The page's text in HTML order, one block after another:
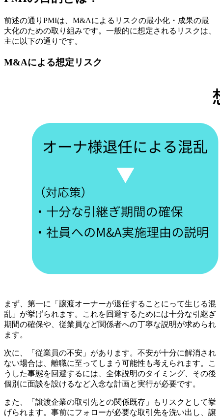
7.PMIの流れは「守ってから攻める」が鉄則
7-1.成約前準備
7-2.ディスクローズ （関係者への情報開示）
7-4. 「100日プラン」の作成・実行
③両社協業のための体制構築
8-4.
⑤経理・財務の統合
PMI事例の紹介
事例：地元優良企業の経営危機。初M&Aで譲受け
を決めた経営者の決断
事例：上場×非上場企業のM&A、会計PMIの課題を
早期に解決
PMIについてよくある質問
10-1. 成約前は、どのような項目を確認すべきでしょう
10-2.
れるのでしょうか？
前述の通りPMIは、M&Aによるリスクの最小化・成果の最
大化のための取り組みです。一般的に想定されるリスクは、
主に以下の通りです。
M&Aによる想定リスク
まず、第一に「譲渡オーナーが退任することにって生じる混
乱」が挙げられます。これを回避するためには十分な引継ぎ
期間の確保や、従業員など関係者への丁寧な説明が求められ
ます。
次に、「従業員の不安」があります。不安が十分に解消され
ない場合は、離職に至ってしまう可能性も考えられます。こ
うした事態を回避するには、全体説明のタイミング、その後
個別に面談を設けるなど入念な計画と実行が必要です。
また、「譲渡企業の取引先との関係既存」もリスクとして挙
げられます。事前にフォローが必要な取引先を洗い出し、譲